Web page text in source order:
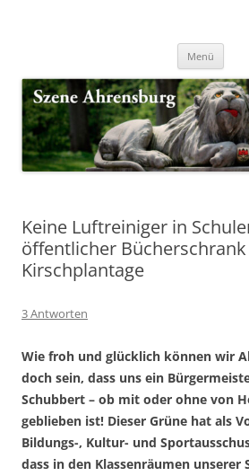
Szene Ahrensburg
Menü
Keine Luftreiniger in
öffentlicher
Kirschplantage
3 Antworten
Wie froh und glücklich können wir
doch sein, dass uns ein
Schubbert – ob mit oder ohne von
geblieben ist! Dieser Grüne hat als
Bildungs-, Kultur- und
dass in den Klassenräumen unserer